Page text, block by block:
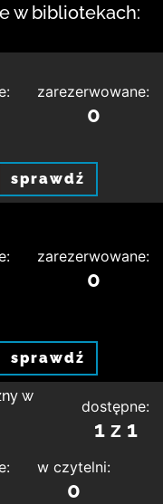
w bibliotekach:
zarezerwowane:
0
sprawdź
zarezerwowane:
0
sprawdź
w
dostępne:
1 z 1
w czytelni:
0